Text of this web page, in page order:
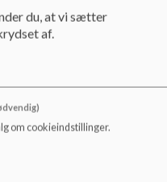
du, at vi sætter
af.
om cookieindstillinger.